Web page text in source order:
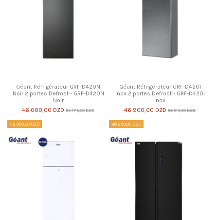
Géant Réfrigérateur GRF-D420N
Noir 2 portes Defrost - GRF-D420N
Noir
46 000,00 DZD 55 775,00 DZD
Géant Réfrigérateur GRF-D420I
Inox 2 portes Defrost - GRF-D420I
Inox
46 900,00 DZD 56 810,00 DZD
-12 000,00 DZD -18 250,00 DZD